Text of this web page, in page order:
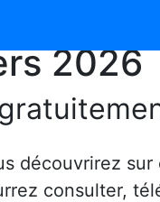
2026
découvrirez
consulter,